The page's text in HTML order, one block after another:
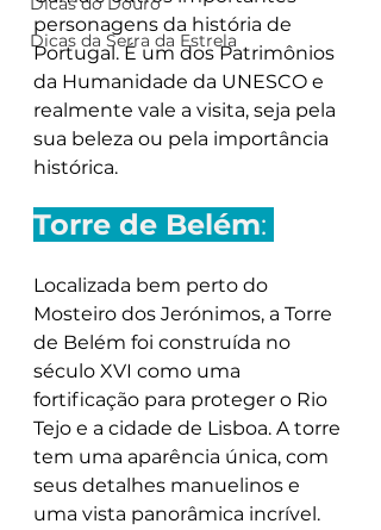
Dicas da Serra da Estrela
personagens da história de
Portugal. É um dos Patrimônios
da Humanidade da UNESCO e
realmente vale a visita, seja pela
sua beleza ou pela importância
histórica.
Torre de Belém:
Localizada bem perto do
Mosteiro dos Jerónimos, a Torre
de Belém foi construída no
século XVI como uma
fortificação para proteger o Rio
Tejo e a cidade de Lisboa. A torre
tem uma aparência única, com
seus detalhes manuelinos e
uma vista panorâmica incrível.